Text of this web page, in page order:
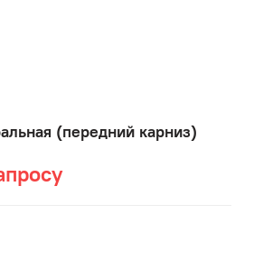
(передний карниз)